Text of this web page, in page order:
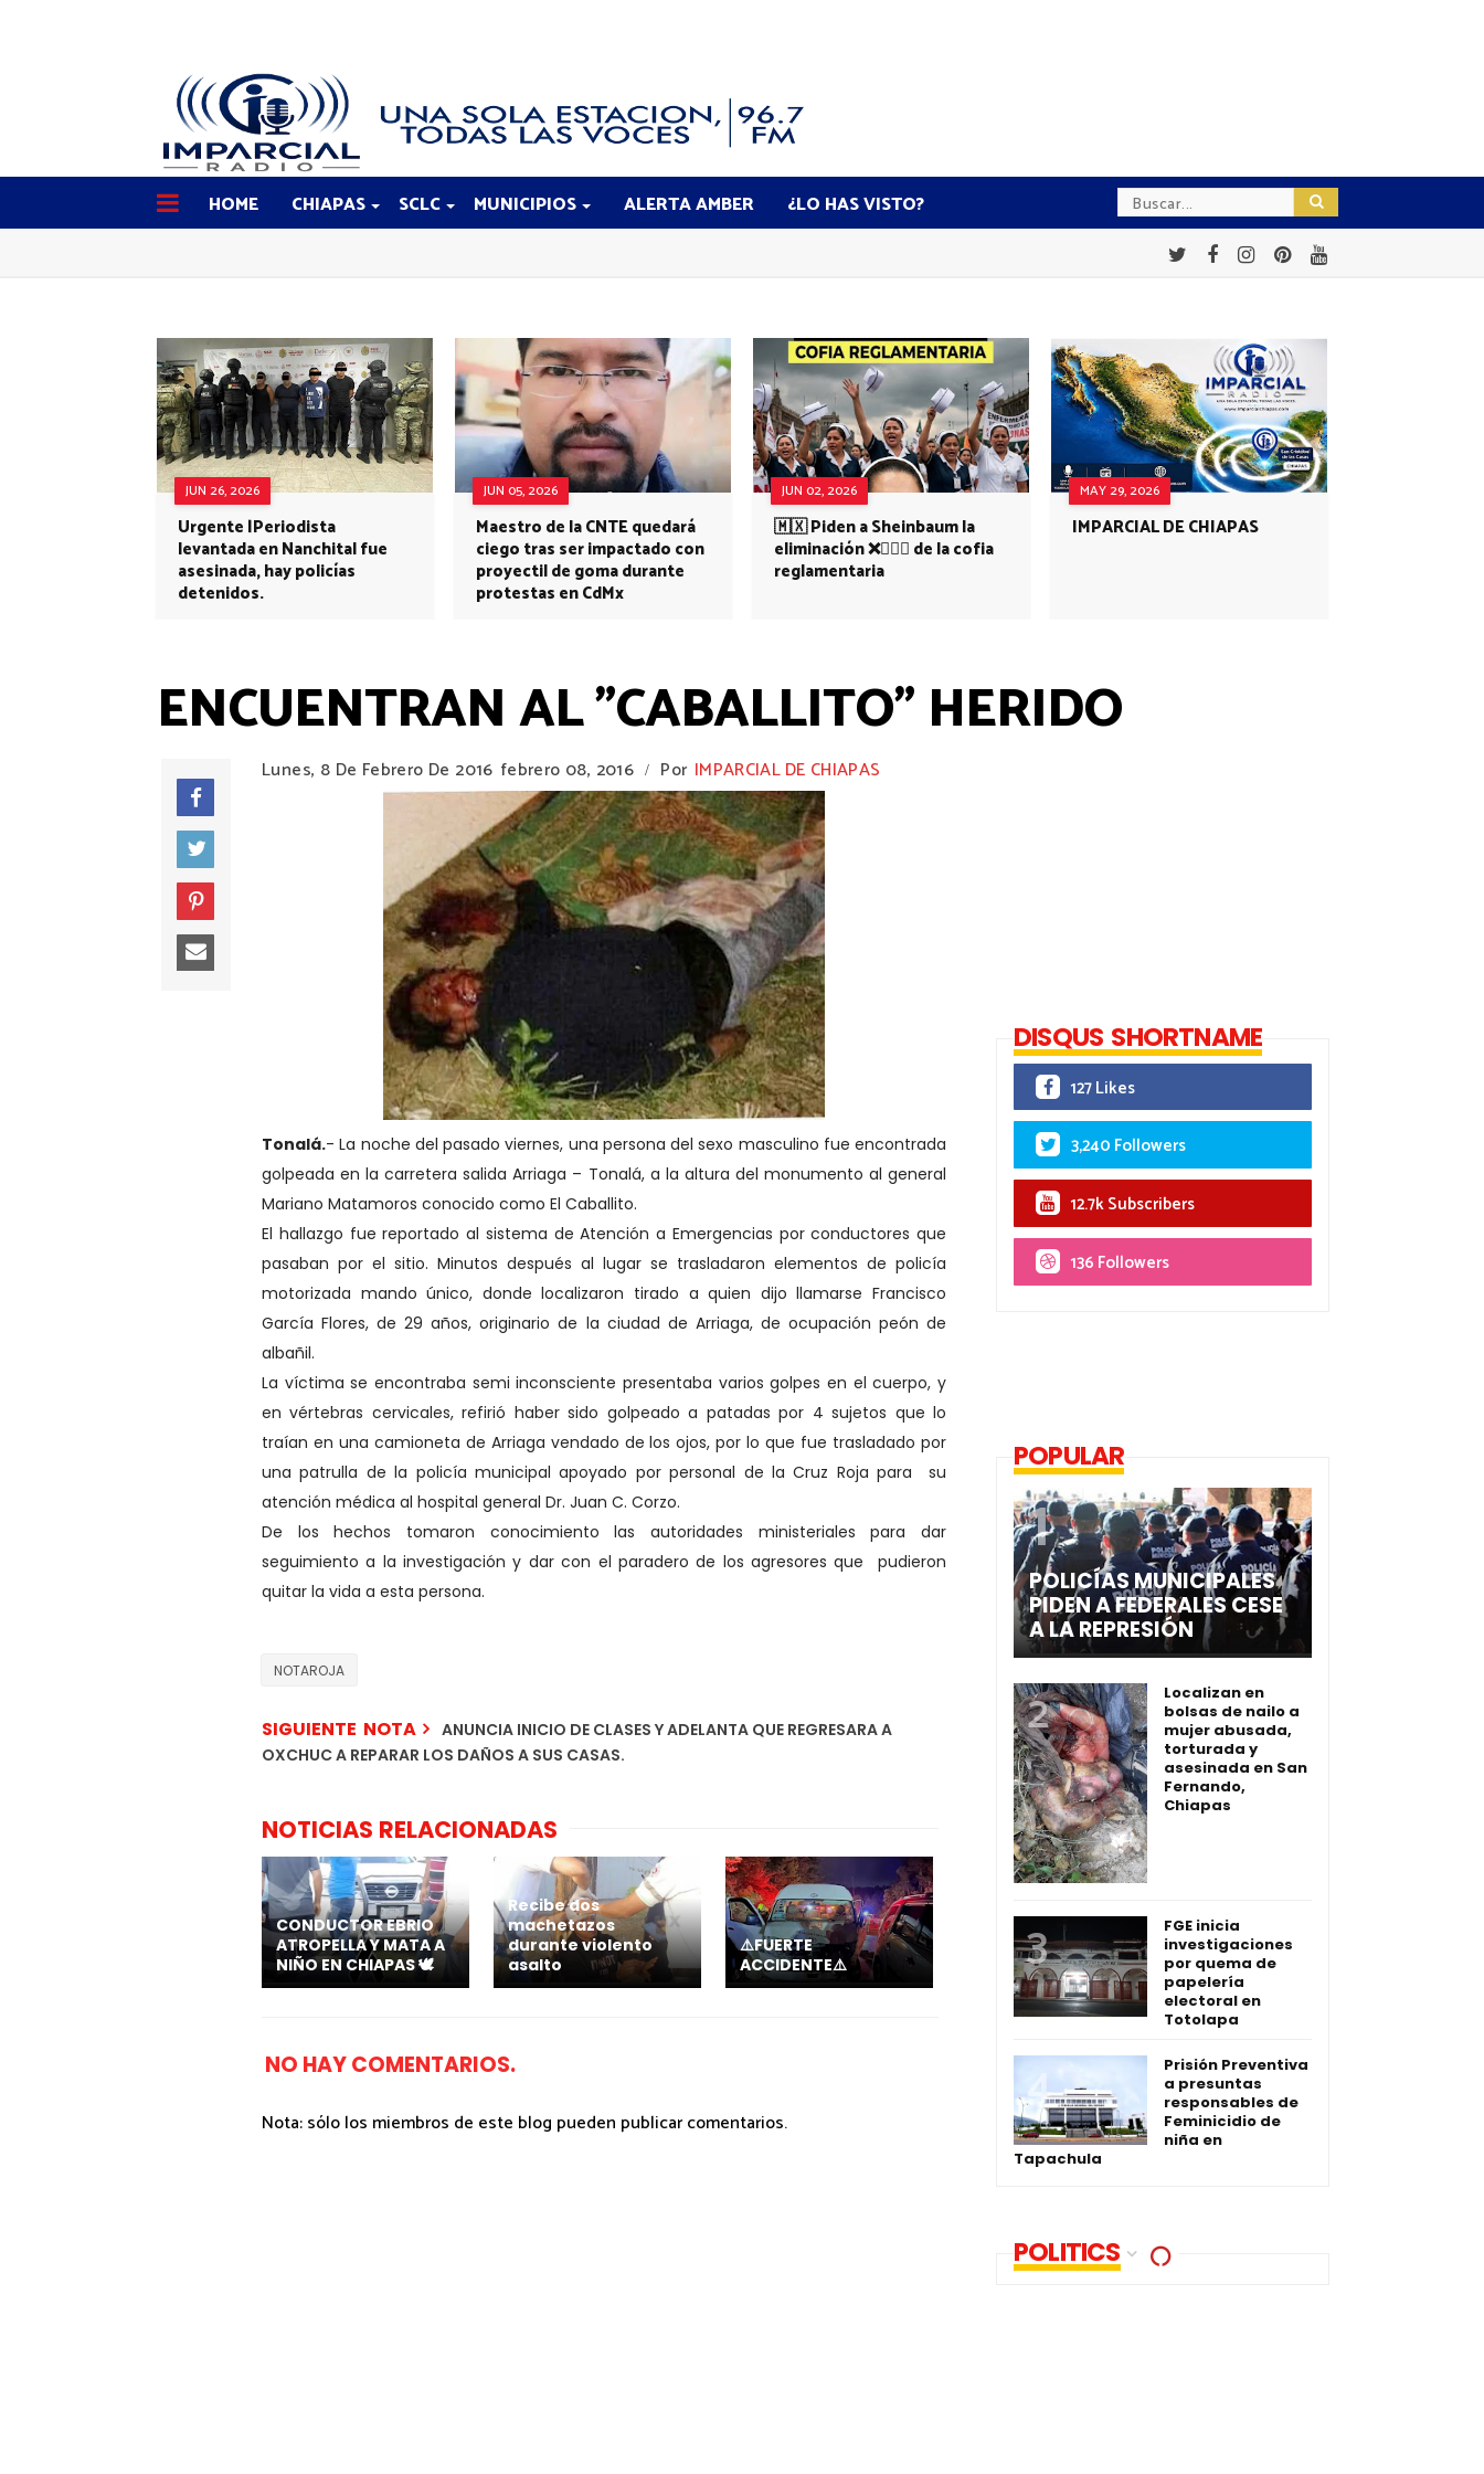
HOME CHIAPAS SCLC MUNICIPIOS ALERTA AMBER ¿LO HAS VISTO?
JUN 26, 2026
Urgente |Periodista
levantada en Nanchital fue
asesinada, hay policías
detenidos.
JUN 05, 2026
Maestro de la CNTE quedará
ciego tras ser impactado con
proyectil de goma durante
protestas en CdMx
JUN 02, 2026
🇲🇽 Piden a Sheinbaum la
eliminación ❌👩🏻‍⚕️ de la cofia
reglamentaria
MAY 29, 2026
IMPARCIAL DE CHIAPAS
ENCUENTRAN AL "CABALLITO" HERIDO
Lunes, 8 De Febrero De 2016 febrero 08, 2016 / Por IMPARCIAL DE CHIAPAS
Tonalá.- La noche del pasado viernes, una persona del sexo masculino fue encontrada
golpeada en la carretera salida Arriaga – Tonalá, a la altura del monumento al general
Mariano Matamoros conocido como El Caballito.
El hallazgo fue reportado al sistema de Atención a Emergencias por conductores que
pasaban por el sitio. Minutos después al lugar se trasladaron elementos de policía
motorizada mando único, donde localizaron tirado a quien dijo llamarse Francisco
García Flores, de 29 años, originario de la ciudad de Arriaga, de ocupación peón de
albañil.
La víctima se encontraba semi inconsciente presentaba varios golpes en el cuerpo, y
en vértebras cervicales, refirió haber sido golpeado a patadas por 4 sujetos que lo
traían en una camioneta de Arriaga vendado de los ojos, por lo que fue trasladado por
una patrulla de la policía municipal apoyado por personal de la Cruz Roja para su
atención médica al hospital general Dr. Juan C. Corzo.
De los hechos tomaron conocimiento las autoridades ministeriales para dar
seguimiento a la investigación y dar con el paradero de los agresores que pudieron
quitar la vida a esta persona.
NOTAROJA
SIGUIENTE NOTA
ANUNCIA INICIO DE CLASES Y ADELANTA QUE REGRESARA A
OXCHUC A REPARAR LOS DAÑOS A SUS CASAS.
NOTICIAS RELACIONADAS
CONDUCTOR EBRIO
ATROPELLA Y MATA A
NIÑO EN CHIAPAS 🕊️
Recibe dos
machetazos
durante violento
asalto
⚠️FUERTE
ACCIDENTE⚠️
NO HAY COMENTARIOS.
Nota: sólo los miembros de este blog pueden publicar comentarios.
DISQUS SHORTNAME
127 Likes
3,240 Followers
12.7k Subscribers
136 Followers
POPULAR
POLICÍAS MUNICIPALES
PIDEN A FEDERALES CESE
A LA REPRESIÓN
Localizan en
bolsas de nailo a
mujer abusada,
torturada y
asesinada en San
Fernando,
Chiapas
FGE inicia
investigaciones
por quema de
papelería
electoral en
Totolapa
Prisión Preventiva
a presuntas
responsables de
Feminicidio de
niña en
Tapachula
POLITICS